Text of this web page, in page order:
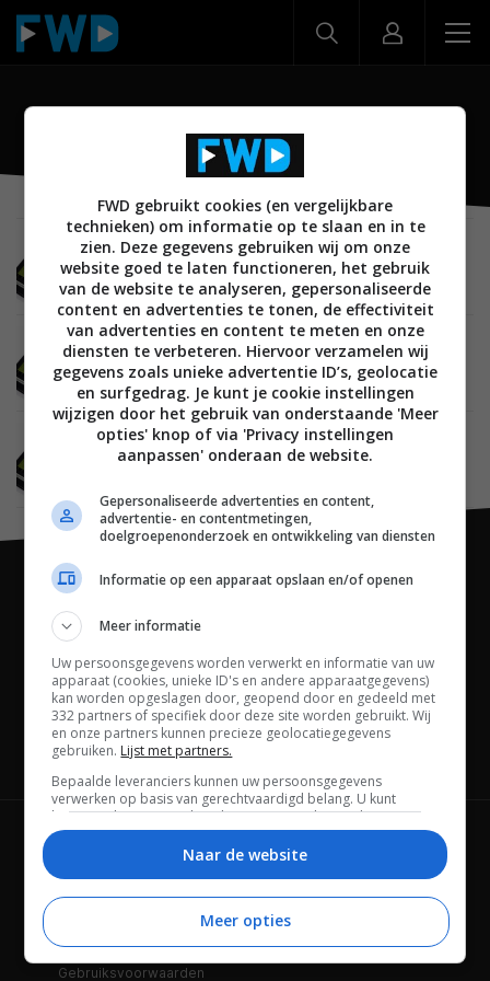
ME171
MOBILE 10 APRIL 2012
Preview en eerste indruk ASUS Eee Pad MeMo
ME171
11 JANUARI 2012
Hands-on met de ASUS Eee Pad MeMO ME171
MOBILE 09 JANUARI 2012
ASUS lanceert twee 7 inch Eee Pad MeMO
Channels
Gebruiksvoorwaarden
FWD gebruikt cookies (en vergelijkbare
technieken) om informatie op te slaan en in te
zien. Deze gegevens gebruiken wij om onze
website goed te laten functioneren, het gebruik
van de website te analyseren, gepersonaliseerde
content en advertenties te tonen, de effectiviteit
van advertenties en content te meten en onze
diensten te verbeteren. Hiervoor verzamelen wij
gegevens zoals unieke advertentie ID’s, geolocatie
en surfgedrag. Je kunt je cookie instellingen
wijzigen door het gebruik van onderstaande 'Meer
opties' knop of via 'Privacy instellingen
aanpassen' onderaan de website.
Gepersonaliseerde advertenties en content,
advertentie- en contentmetingen,
doelgroepenonderzoek en ontwikkeling van diensten
Informatie op een apparaat opslaan en/of openen
Meer informatie
Uw persoonsgegevens worden verwerkt en informatie van uw
apparaat (cookies, unieke ID's en andere apparaatgegevens)
kan worden opgeslagen door, geopend door en gedeeld met
332 partners of specifiek door deze site worden gebruikt. Wij
en onze partners kunnen precieze geolocatiegegevens
gebruiken. Lijst met partners.
Bepaalde leveranciers kunnen uw persoonsgegevens
verwerken op basis van gerechtvaardigd belang. U kunt
hiertegen bezwaar maken door uw opties hieronder te
beheren. Zoek onderaan deze pagina of in het sitemenu naar
een link om uw toestemming te beheren of in te trekken via de
Naar de website
Meer opties